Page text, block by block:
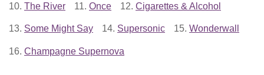
10. The River 11. Once 12. Cigarettes & Alcohol
13. Some Might Say 14. Supersonic 15. Wonderwall
16. Champagne Supernova